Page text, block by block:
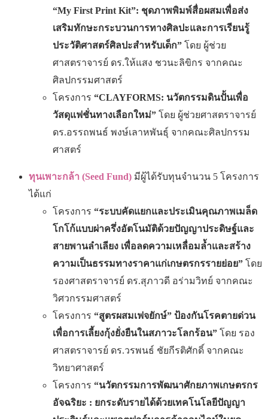
“My First Print Kit”: ชุดภาพพิมพ์สื่อผสมเพื่อส่ง
เสริมทักษะกระบวนการทางศิลปะและการเรียนรู้
ประวัติศาสตร์ศิลปะสำหรับเด็ก” โดย ผู้ช่วย
ศาสตราจารย์ ดร.ให้แสง ชวนะลิขิกร จากคณะ
ศิลปกรรมศาสตร์
โครงการ “CLAYFORMS: นวัตกรรมดินปั้นเพื่อ
วัสดุแฟชั่นทางเลือกใหม่” โดย ผู้ช่วยศาสตราจารย์
ดร.อรรถพนธ์ พงษ์เลาหพันธุ์ จากคณะศิลปกรรม
ศาสตร์
ทุนเพาะกล้า (Seed Fund) มีผู้ได้รับทุนจำนวน 5 โครงการ
ได้แก่
โครงการ “ระบบคัดแยกและประเมินคุณภาพเมล็ด
โกโก้แบบผ่าครึ่งอัตโนมัติด้วยปัญญาประดิษฐ์และ
สายพานลำเลียง เพื่อลดความเหลื่อมล้ำและสร้าง
ความเป็นธรรมทางราคาแก่เกษตรกรรายย่อย” โดย
รองศาสตราจารย์ ดร.สุภาวดี อร่ามวิทย์ จากคณะ
วิศวกรรมศาสตร์
โครงการ “สูตรผสมเฟจยักษ์” ป้องกันโรคตายด่วน
เพื่อการเลี้ยงกุ้งยั่งยืนในสภาวะโลกร้อน” โดย รอง
ศาสตราจารย์ ดร.วรพนธ์ ชัยกีรติศักดิ์ จากคณะ
วิทยาศาสตร์
โครงการ “นวัตกรรมการพัฒนาศักยภาพเกษตรกร
อัจฉริยะ : ยกระดับรายได้ด้วยเทคโนโลยีปัญญา